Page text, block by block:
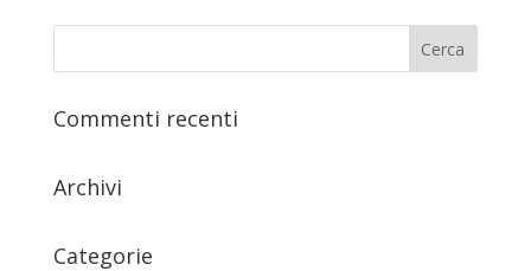
Commenti recenti
Archivi
Categorie